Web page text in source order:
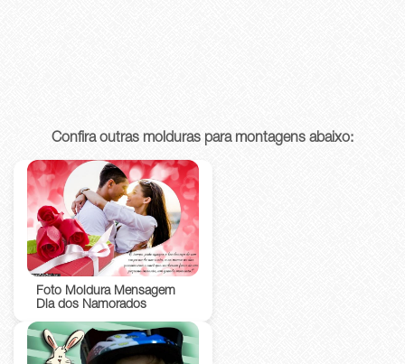
Confira outras molduras para montagens abaixo:
Foto Moldura Mensagem
Dia dos Namorados